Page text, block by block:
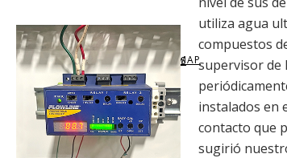
PARTS & ACCESSORIES
DATA CENTER LEVEL MAP
LEVEL LEARNING
PROVIDE FEEDBACK
CONTACT US
REQUEST BROCHURE
VIEW BROCHURE
utiliza agua
compuestos
supervisor de
instalados en
contacto que
sugirió